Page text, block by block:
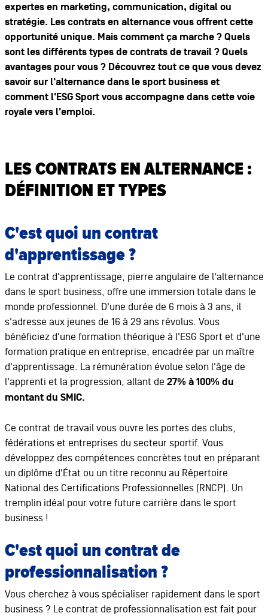
expertes en marketing, communication, digital ou
stratégie. Les contrats en alternance vous offrent cette
opportunité unique. Mais comment ça marche ? Quels
sont les différents types de contrats de travail ? Quels
avantages pour vous ? Découvrez tout ce que vous devez
savoir sur l'alternance dans le sport business et
comment l'ESG Sport vous accompagne dans cette voie
royale vers l'emploi.
LES CONTRATS EN ALTERNANCE :
DÉFINITION ET TYPES
C'est quoi un contrat
d'apprentissage ?
Le contrat d'apprentissage, pierre angulaire de l'alternance
dans le sport business, offre une immersion totale dans le
monde professionnel. D'une durée de 6 mois à 3 ans, il
s'adresse aux jeunes de 16 à 29 ans révolus. Vous
bénéficiez d'une formation théorique à l'ESG Sport et d'une
formation pratique en entreprise, encadrée par un maître
d'apprentissage. La rémunération évolue selon l'âge de
l'apprenti et la progression, allant de 27% à 100% du
montant du SMIC.
Ce contrat de travail vous ouvre les portes des clubs,
fédérations et entreprises du secteur sportif. Vous
développez des compétences concrètes tout en préparant
un diplôme d'État ou un titre reconnu au Répertoire
National des Certifications Professionnelles (RNCP). Un
tremplin idéal pour votre future carrière dans le sport
business !
C'est quoi un contrat de
professionnalisation ?
Vous cherchez à vous spécialiser rapidement dans le sport
business ? Le contrat de professionnalisation est fait pour